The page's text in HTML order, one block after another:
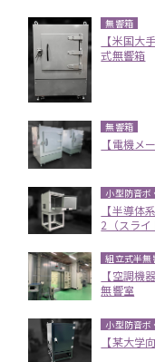
無響箱
【米国大
式無響箱
無響箱
【電機メ
小型防音ボ
【半導体
2（スライ
組立式半無
【空調機
無響室
小型防音ボ
【某大学